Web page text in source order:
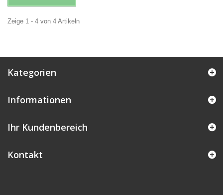
Zeige 1 - 4 von 4 Artikeln
Kategorien
Informationen
Ihr Kundenbereich
Kontakt